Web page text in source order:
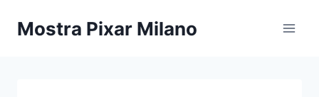
Mostra Pixar Milano